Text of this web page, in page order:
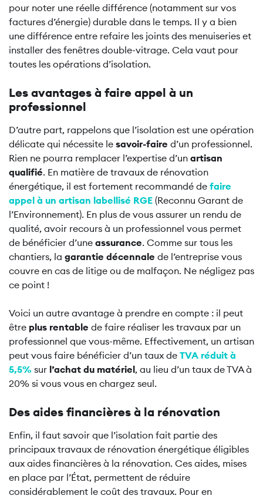
pour noter une réelle différence (notamment sur vos
factures d’énergie) durable dans le temps. Il y a bien
une différence entre refaire les joints des menuiseries et
installer des fenêtres double-vitrage. Cela vaut pour
toutes les opérations d’isolation.
Les avantages à faire appel à un
professionnel
D’autre part, rappelons que l’isolation est une opération
délicate qui nécessite le savoir-faire d’un professionnel.
Rien ne pourra remplacer l’expertise d’un artisan
qualifié. En matière de travaux de rénovation
énergétique, il est fortement recommandé de faire
appel à un artisan labellisé RGE (Reconnu Garant de
l’Environnement). En plus de vous assurer un rendu de
qualité, avoir recours à un professionnel vous permet
de bénéficier d’une assurance. Comme sur tous les
chantiers, la garantie décennale de l’entreprise vous
couvre en cas de litige ou de malfaçon. Ne négligez pas
ce point !
Voici un autre avantage à prendre en compte : il peut
être plus rentable de faire réaliser les travaux par un
professionnel que vous-même. Effectivement, un artisan
peut vous faire bénéficier d’un taux de TVA réduit à
5,5% sur l’achat du matériel, au lieu d’un taux de TVA à
20% si vous vous en chargez seul.
Des aides financières à la rénovation
Enfin, il faut savoir que l’isolation fait partie des
principaux travaux de rénovation énergétique éligibles
aux aides financières à la rénovation. Ces aides, mises
en place par l’État, permettent de réduire
considérablement le coût des travaux. Pour en